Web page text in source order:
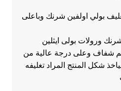
بولي اولفين شرنك وباعلى
ورولات بولى ايثلين
شفاف وعلى درجة عالية من
شكل المنتج المراد تغليفه